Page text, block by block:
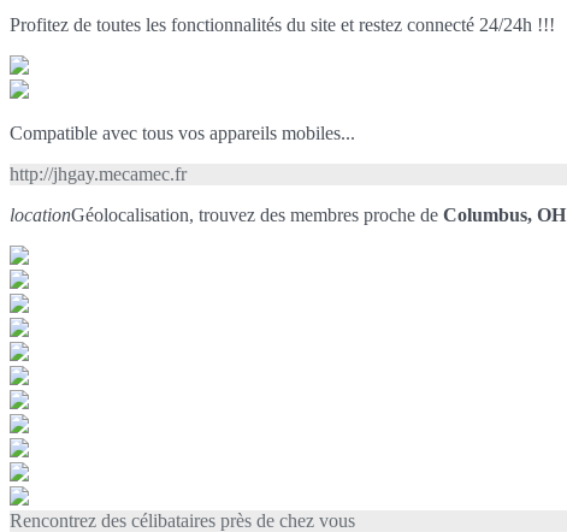
Profitez de toutes les fonctionnalités du site et restez connecté 24/24h !!!
Compatible avec tous vos appareils mobiles...
http://jhgay.mecamec.fr
locationGéolocalisation, trouvez des membres proche de Columbus, OH
Rencontrez des célibataires près de chez vous